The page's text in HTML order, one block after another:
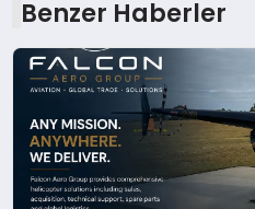
Benzer Haberler